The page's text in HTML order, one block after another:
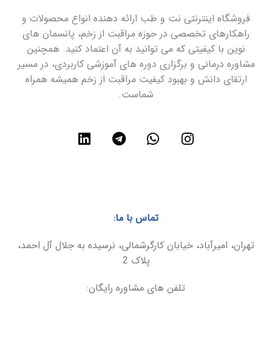
فروشگاه اینترنتی نت و طب ارائه دهنده انواع محصولات و
راهکارهای تخصصی در حوزه مراقبت از زخم، پانسمان های
نوین با کیفیتی که می توانید به آن اعتماد کنید. همچنین
مشاوره درمانی و برگزاری دوره های آموزشی کاربردی، در مسیر
ارتقای دانش و بهبود کیفیت مراقبت از زخم همیشه همراه
شماست.
تماس با ما:
تهران، امیرآباد، خیابان کارگرشمالی، نرسیده به جلال آل احمد،
پلاک 2
تلفن های مشاوره رایگان: